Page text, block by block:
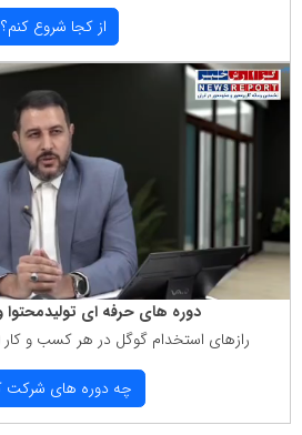
از كجا شروع كنم؟
دوره های حرفه ای
رازهای استخدام گوگل در هر كسب و كار
چه دوره های شركت